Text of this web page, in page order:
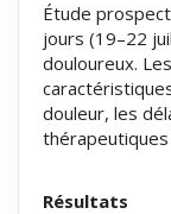
Étude
jours (19–22
douloureux.
douleur, les
Résultats